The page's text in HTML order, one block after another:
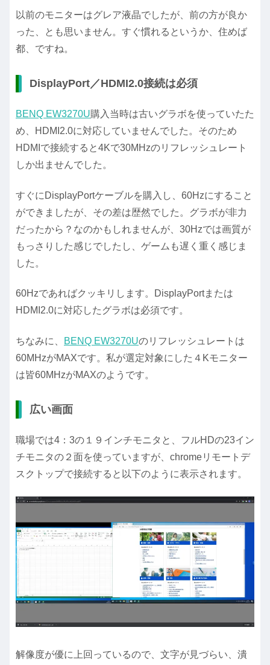
以前のモニターはグレア液晶でしたが、前の方が良か
った、とも思いません。すぐ慣れるというか、住めば
都、ですね。
DisplayPort／HDMI2.0接続は必須
BENQ EW3270U購入当時は古いグラボを使っていたた
め、HDMI2.0に対応していませんでした。そのため
HDMIで接続すると4Kで30MHzのリフレッシュレート
しか出ませんでした。
すぐにDisplayPortケーブルを購入し、60Hzにすること
ができましたが、その差は歴然でした。グラボが非力
だったから？なのかもしれませんが、30Hzでは画質が
もっさりした感じでしたし、ゲームも遅く重く感じま
した。
60Hzであればクッキリします。DisplayPortまたは
HDMI2.0に対応したグラボは必須です。
ちなみに、 BENQ EW3270Uのリフレッシュレートは
60MHzがMAXです。私が選定対象にした４Kモニター
は皆60MHzがMAXのようです。
広い画面
職場では4：3の１９インチモニタと、フルHDの23イン
チモニタの２面を使っていますが、chromeリモートデ
スクトップで接続すると以下のように表示されます。
解像度が優に上回っているので、文字が見づらい、潰